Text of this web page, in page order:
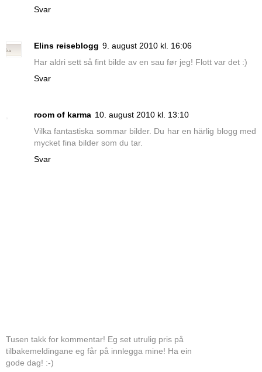
Svar
Elins reiseblogg 9. august 2010 kl. 16:06
Har aldri sett så fint bilde av en sau før jeg! Flott var det :)
Svar
room of karma 10. august 2010 kl. 13:10
Vilka fantastiska sommar bilder. Du har en härlig blogg med
mycket fina bilder som du tar.
Svar
Tusen takk for kommentar! Eg set utrulig pris på
tilbakemeldingane eg får på innlegga mine! Ha ein
gode dag! :-)